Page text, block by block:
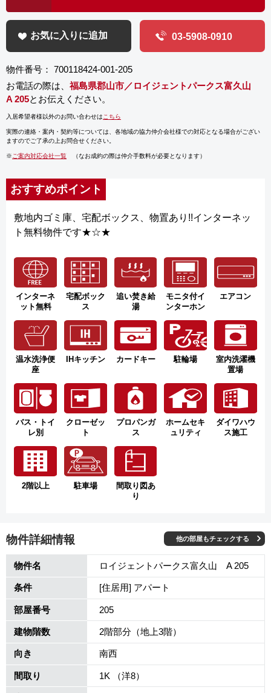
おすすめポイント
敷地内ゴミ庫、宅配ボックス、物置あり!!インターネッ
ト無料物件です★☆★
インターネ
ット無料
宅配ボック
ス
追い焚き給
湯
モニタ付イ
ンターホン
エアコン
温水洗浄便
座
IHキッチン カードキー 駐輪場
室内洗濯機
置場
バス・トイ
レ別
クローゼッ
ト
プロパンガ
ス
ホームセキ
ュリティ
ダイワハウ
ス施工
2階以上 駐車場
間取り図あ
り
お気に入りに追加 03-5908-0910
物件番号： 700118424-001-205
お電話の際は、福島県郡山市／ロイジェントパークス富久山
A 205とお伝えください。
入居希望者様以外のお問い合わせは こちら
実際の連絡・案内・契約等については、各地域の協力仲介会社様での対応となる場合がござい
ますのでご了承の上お問合せください。
※ ご案内対応会社一覧 （なお成約の際は仲介手数料が必要となります）
物件詳細情報 他の部屋もチェックする
物件名 ロイジェントパークス富久山 A 205
条件 [住居用] アパート
部屋番号 205
建物階数 2階部分（地上3階）
向き 南西
間取り 1K （洋8）